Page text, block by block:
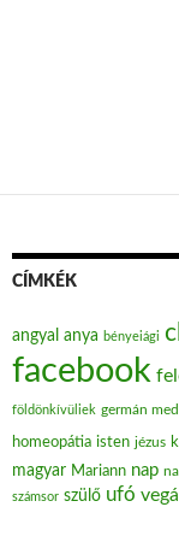
CÍMKÉK
angyal anya bényeiági
facebook
földönkívüliek germán
homeopátia isten jézus
magyar Mariann nap
számsor szülő ufó